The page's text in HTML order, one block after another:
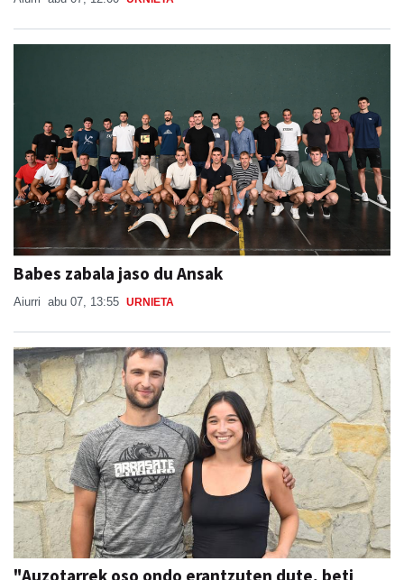
Babes zabala jaso du Ansak
"Auzotarrek oso ondo erantzuten dute, beti
daude laguntzeko prest"